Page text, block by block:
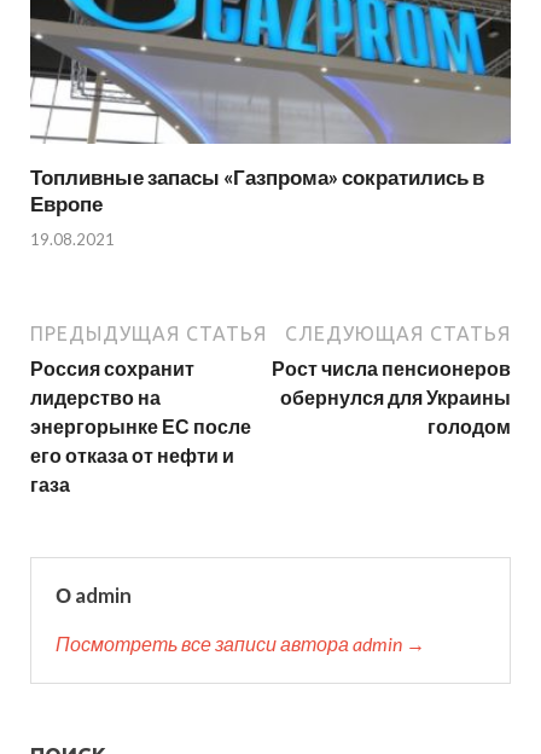
Топливные запасы «Газпрома» сократились в
Европе
19.08.2021
ПРЕДЫДУЩАЯ СТАТЬЯ
Россия сохранит
лидерство на
энергорынке ЕС после
его отказа от нефти и
газа
СЛЕДУЮЩАЯ СТАТЬЯ
Рост числа пенсионеров
обернулся для Украины
голодом
О admin
Посмотреть все записи автора admin →